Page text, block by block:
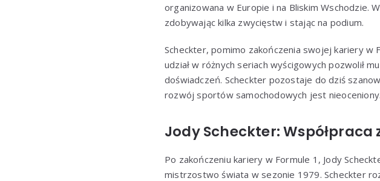
organizowana w Europie i na Bliskim Wschodzie.
zdobywając kilka zwycięstw i stając na podium.
Scheckter, pomimo zakończenia swojej kariery w
udział w różnych seriach wyścigowych pozwolił
doświadczeń. Scheckter pozostaje do dziś
rozwój sportów samochodowych jest nieoceniony.
Jody Scheckter:
Po zakończeniu kariery w Formule 1, Jody
mistrzostwo świata w sezonie 1979. Scheckter